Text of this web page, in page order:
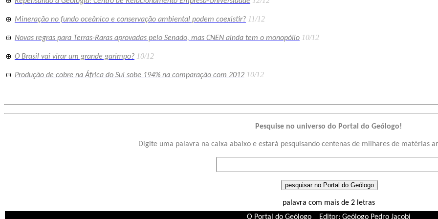
Mineração no fundo oceânico e conservação ambiental podem coexistir? 11/12
Novas regras para Terras-Raras aprovadas pelo Senado, mas CNEN ainda tem o monopólio 10/12
O Brasil vai virar um grande garimpo? 10/12
Produção de cobre na África do Sul sobe 194% na comparação com 2012 10/12
Pesquise no universo do Portal do Geólogo!
Digite uma palavra na caixa abaixo e estará pesquisando centenas de milhares de matérias
palavra com mais de 2 letras
O Portal do Geólogo
Editor: Geólogo Pedro Jacobi